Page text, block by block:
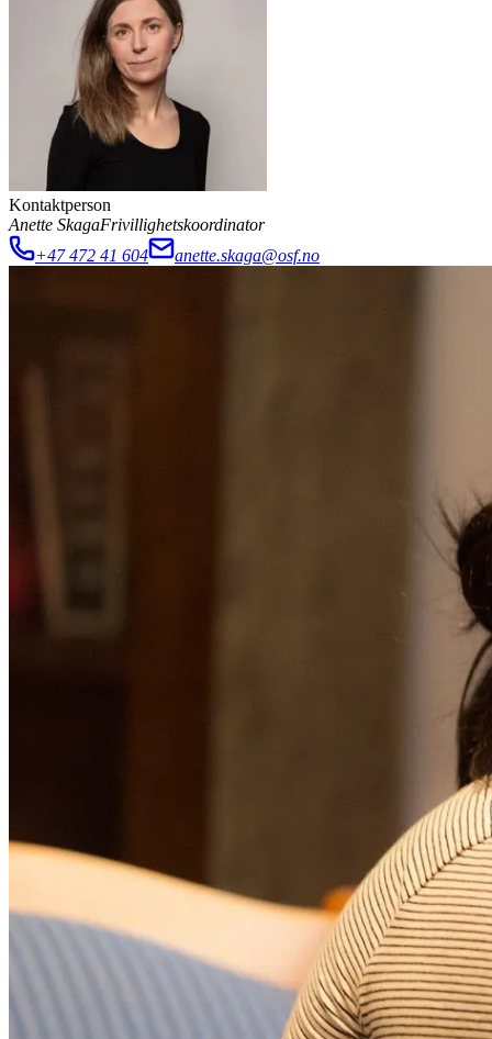
Kontaktperson
Anette SkagaFrivillighetskoordinator
+47 472 41 604
anette.skaga@osf.no